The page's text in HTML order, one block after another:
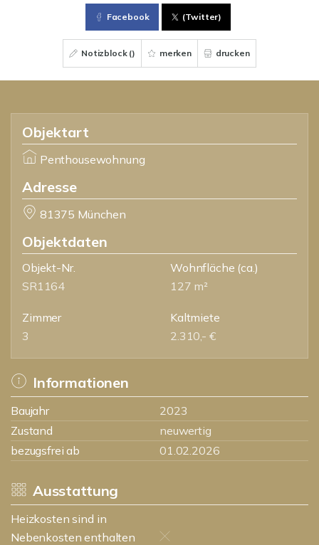
Facebook (Twitter)
Notizblock () merken drucken
Objektart
Penthousewohnung
Adresse
81375 München
Objektdaten
Objekt-Nr.
SR1164
Wohnfläche (ca.)
127 m²
Zimmer
3
Kaltmiete
2.310,- €
Informationen
Baujahr
2023
Zustand
neuwertig
bezugsfrei ab
01.02.2026
Ausstattung
Heizkosten sind in
Nebenkosten enthalten